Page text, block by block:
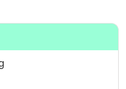
o visitare una delle
o godersi l’emozione